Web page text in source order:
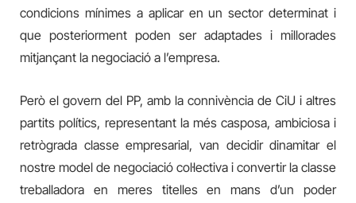
condicions mínimes a aplicar en un sector determinat i
que posteriorment poden ser adaptades i millorades
mitjançant la negociació a l’empresa.
Però el govern del PP, amb la connivència de CiU i altres
partits polítics, representant la més casposa, ambiciosa i
retrògrada classe empresarial, van decidir dinamitar el
nostre model de negociació col·lectiva i convertir la classe
treballadora en meres titelles en mans d’un poder